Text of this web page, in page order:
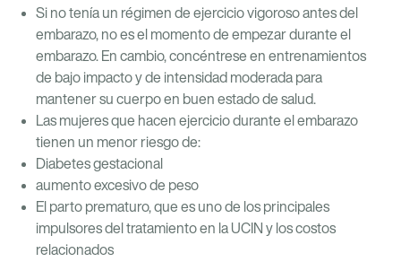
Si no tenía un régimen de ejercicio vigoroso antes del
embarazo, no es el momento de empezar durante el
embarazo. En cambio, concéntrese en entrenamientos
de bajo impacto y de intensidad moderada para
mantener su cuerpo en buen estado de salud.
Las mujeres que hacen ejercicio durante el embarazo
tienen un menor riesgo de:
Diabetes gestacional
aumento excesivo de peso
El parto prematuro, que es uno de los principales
impulsores del tratamiento en la UCIN y los costos
relacionados